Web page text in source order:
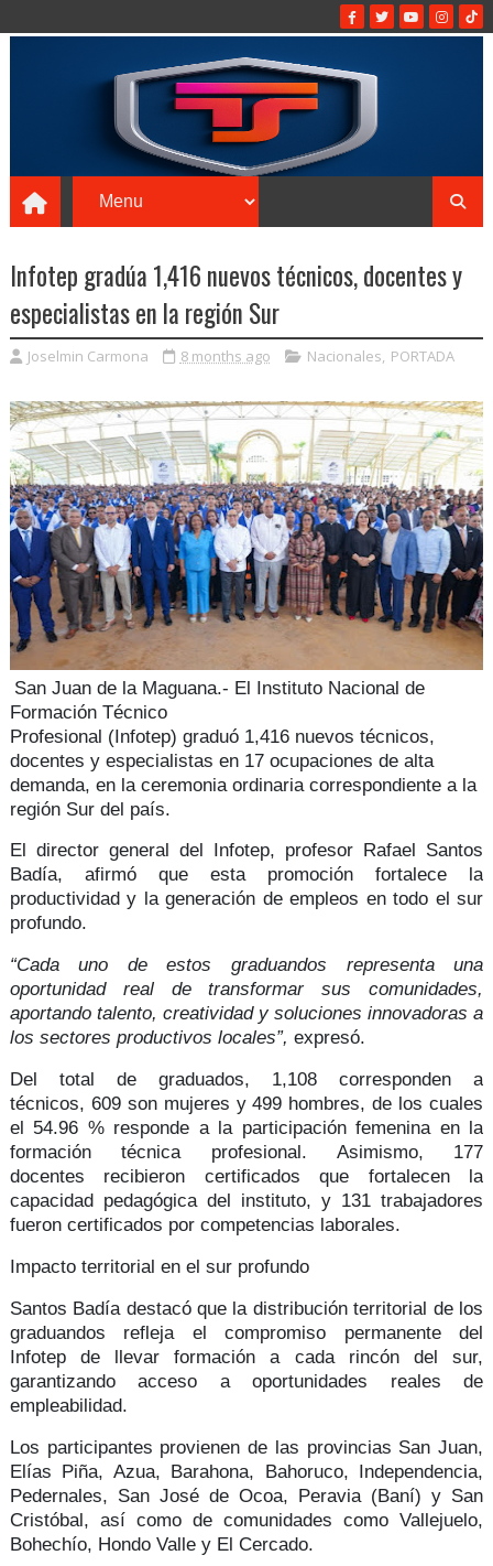
Infotep gradúa 1,416 nuevos técnicos, docentes y
especialistas en la región Sur
Joselmin Carmona 8 months ago Nacionales, PORTADA
San Juan de la Maguana.- El Instituto Nacional de
Formación Técnico
Profesional (Infotep) graduó 1,416 nuevos técnicos,
docentes y especialistas en 17 ocupaciones de alta
demanda, en la ceremonia ordinaria correspondiente a la
región Sur del país.
El director general del Infotep, profesor Rafael Santos
Badía, afirmó que esta promoción fortalece la
productividad y lageneración de empleos en todo el sur
profundo.
“Cada uno de estos graduandos representa una
oportunidad real de transformar sus comunidades,
aportando talento, creatividad y soluciones innovadoras a
los sectores productivos locales”, expresó.
Del total de graduados, 1,108 corresponden a
técnicos, 609 son mujeres y 499 hombres, de los cuales
el 54.96 %responde a la participación femenina en la
formación técnica profesional. Asimismo, 177
docentes recibieron certificados que fortalecen la
capacidad pedagógica del instituto, y 131 trabajadores
fueron certificados por competencias laborales.
Impacto territorial en el sur profundo
Santos Badía destacó que la distribución territorial de los
graduandos refleja elcompromiso permanente del
Infotepde llevar formación a cada rincón del sur,
garantizando acceso aoportunidades realesde
empleabilidad.
Los participantes provienen de las provincias San Juan,
Elías Piña, Azua, Barahona, Bahoruco, Independencia,
Pedernales, San José de Ocoa, Peravia (Baní) y San
Cristóbal, así como de comunidades como Vallejuelo,
Bohechío, Hondo Valle y El Cercado.